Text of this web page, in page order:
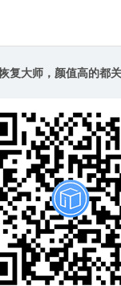
复大师，颜值高的都